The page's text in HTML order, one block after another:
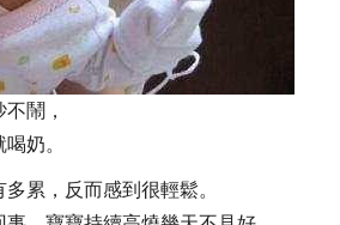
鬧，
奶。
累，反而感到很輕鬆。